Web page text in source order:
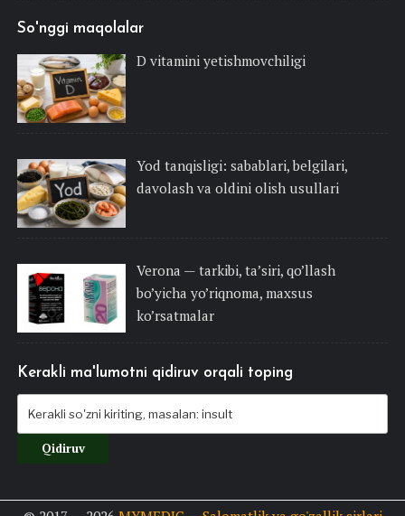
So'nggi maqolalar
D vitamini yetishmovchiligi
Yod tanqisligi: sabablari, belgilari,
davolash va oldini olish usullari
Verona — tarkibi, ta’siri, qo’llash
bo’yicha yo’riqnoma, maxsus
ko’rsatmalar
Kerakli ma'lumotni qidiruv orqali toping